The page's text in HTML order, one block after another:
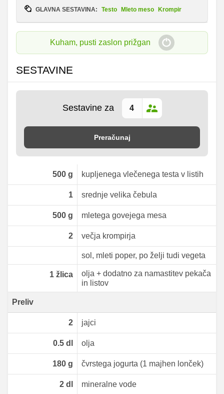
GLAVNA SESTAVINA: Testo Mleto meso Krompir
Kuham, pusti zaslon prižgan
SESTAVINE
Sestavine za
Preračunaj
500g kupljenega vlečenega testa v listih
1 srednje velika čebula
500g mletega govejega mesa
2 večja krompirja
sol, mleti poper, po želji tudi vegeta
1žlica
olja + dodatno za namastitev pekača
in listov
Preliv
2 jajci
0.5dl olja
180g čvrstega jogurta (1 majhen lonček)
2dl mineralne vode